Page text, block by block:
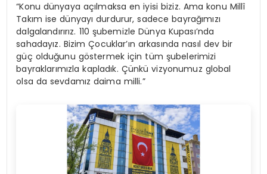
“Konu dünyaya açılmaksa en iyisi biziz. Ama konu Millî
Takım ise dünyayı durdurur, sadece bayrağımızı
dalgalandırırız. 110 şubemizle Dünya Kupası’nda
sahadayız. Bizim Çocuklar’ın arkasında nasıl dev bir
güç olduğunu göstermek için tüm şubelerimizi
bayraklarımızla kapladık. Çünkü vizyonumuz global
olsa da sevdamız daima milli.”